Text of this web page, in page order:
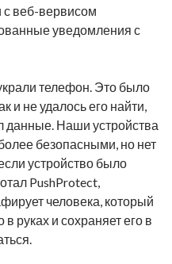
с веб-вервисом
уведомления с
телефон. Это было
и не удалось его найти,
данные. Наши устройства
безопасными, но нет
устройство было
PushProtect,
человека, который
руках и сохраняет его в